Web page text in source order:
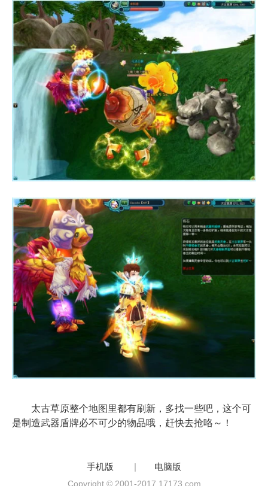
太古草原整个地图里都有刷新，多找一些吧，这个可
是制造武器盾牌必不可少的物品哦，赶快去抢咯～！
手机版 | 电脑版
Copyright © 2001-2017 17173.com